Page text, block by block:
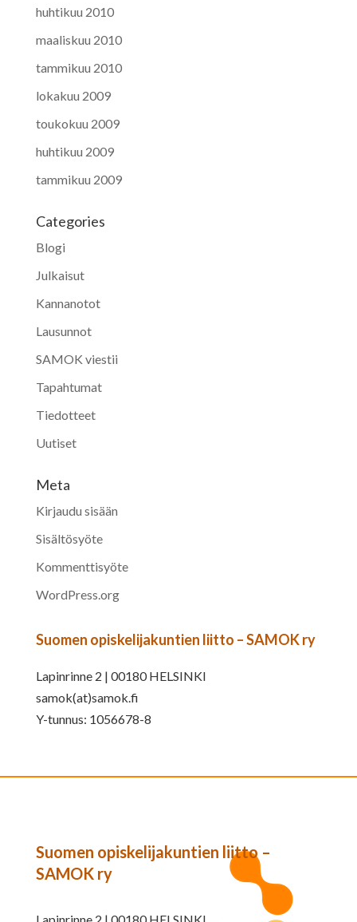
huhtikuu 2010
maaliskuu 2010
tammikuu 2010
lokakuu 2009
toukokuu 2009
huhtikuu 2009
tammikuu 2009
Categories
Blogi
Julkaisut
Kannanotot
Lausunnot
SAMOK viestii
Tapahtumat
Tiedotteet
Uutiset
Meta
Kirjaudu sisään
Sisältösyöte
Kommenttisyöte
WordPress.org
Suomen opiskelijakuntien liitto – SAMOK ry
Lapinrinne 2 | 00180 HELSINKI
samok(at)samok.fi
Y-tunnus: 1056678-8
Suomen opiskelijakuntien liitto –
SAMOK ry